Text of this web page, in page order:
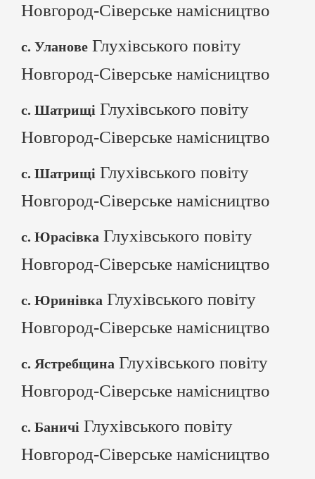
Новгород-Сіверське намісництво
с. Уланове Глухівського повіту
Новгород-Сіверське намісництво
с. Шатрищі Глухівського повіту
Новгород-Сіверське намісництво
с. Шатрищі Глухівського повіту
Новгород-Сіверське намісництво
с. Юрасівка Глухівського повіту
Новгород-Сіверське намісництво
с. Юринівка Глухівського повіту
Новгород-Сіверське намісництво
с. Ястребщина Глухівського повіту
Новгород-Сіверське намісництво
с. Баничі Глухівського повіту
Новгород-Сіверське намісництво